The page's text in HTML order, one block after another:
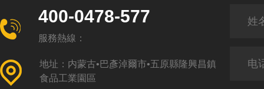
400-0478-577
服務熱線：
地址：内蒙古•巴彥淖爾市•五原縣隆興昌鎮
食品工業園區